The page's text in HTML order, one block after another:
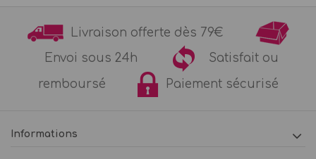
Livraison offerte dès 79€
Envoi sous 24h
Satisfait ou
remboursé
Paiement sécurisé
Informations